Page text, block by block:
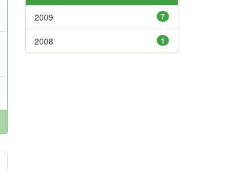
7
2009
1
2008